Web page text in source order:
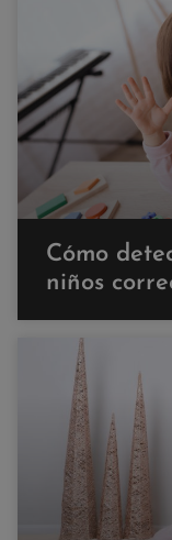
Cómo
niños